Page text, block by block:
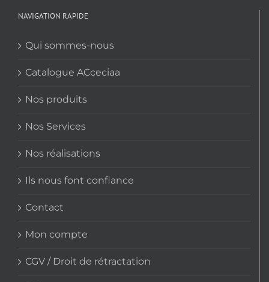
NAVIGATION RAPIDE
Qui sommes-nous
Catalogue ACceciaa
Nos produits
Nos Services
Nos réalisations
Ils nous font confiance
Contact
Mon compte
CGV / Droit de rétractation